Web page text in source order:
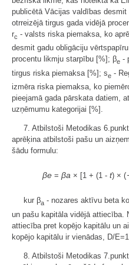
publicētā Vācijas valdības
otrreizējā tirgus gada vidējā
rc - valsts riska piemaksa, ko
desmit gadu obligāciju
procentu likmju starpību [%]; βe -
tirgus riska piemaksa [%]; se -
izmēra riska piemaksa, ko
pieejamā gada pārskata datiem,
uzņēmumu kategorijai [%].
7. Atbilstoši Metodikas
aprēķina atbilstoši pašu un
šādu formulu:
βe = βa × [1 + (1 - t) × (
kur βa - nozares aktīvu beta
un pašu kapitāla vidējā attiecība.
attiecība pret kopējo kapitālu un
kopējo kapitālu ir vienādas, D/
8. Atbilstoši Metodikas